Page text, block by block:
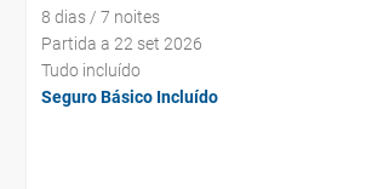
8 dias / 7 noites
Partida a 22 set 2026
Tudo incluído
Seguro Básico Incluído